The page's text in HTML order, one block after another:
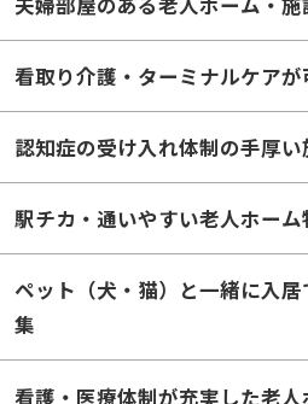
看取り介護・ターミナルケア
認知症の受け入れ体制の手厚い
駅チカ・通いやすい老人ホーム
ペット（犬・猫）と一緒に入
集
看護・医療体制が充実した老